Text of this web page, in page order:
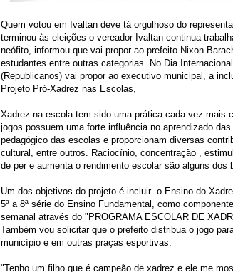
Quem votou em Ivaltan deve tá orgulhoso do
terminou às eleições o vereador Ivaltan continua
neófito, informou que vai propor ao prefeito Nixon
estudantes entre outras categorias. No Dia
(Republicanos) vai propor ao executivo municipal, a
Projeto Pró-Xadrez nas Escolas,
Xadrez na escola tem sido uma prática cada vez mais
jogos possuem uma forte influência no aprendizado
pedagógico das escolas e proporcionam diversas
cultural, entre outros. Raciocínio, concentração ,
de per e aumenta o rendimento escolar são alguns
Um dos objetivos do projeto é incluir o Ensino do
5ª a 8ª série do Ensino Fundamental, como
semanal através do "PROGRAMA ESCOLAR DE
Também vou solicitar que o prefeito distribua o jogo
município e em outras praças esportivas.
"Tenho um filho que é campeão de xadrez e ele me